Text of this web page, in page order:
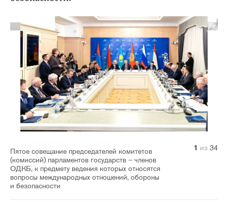
Пятое совещание председателей комитетов
(комиссий) парламентов государств – членов
ОДКБ, к предмету ведения которых относятся
вопросы международных отношений, обороны
и безопасности
1 из 34
2 из 34
3 из 34
4 из 34
5 из 34
6 из 34
7 из 34
8 из 34
9 из 34
10 из 34
11 из 34
12 из 34
13 из 34
14 из 34
15 из 34
16 из 34
17 из 34
18 из 34
19 из 34
20 из 34
21 из 34
22 из 34
23 из 34
24 из 34
25 из 34
26 из 34
27 из 34
28 из 34
29 из 34
30 из 34
31 из 34
32 из 34
33 из 34
34 из 34